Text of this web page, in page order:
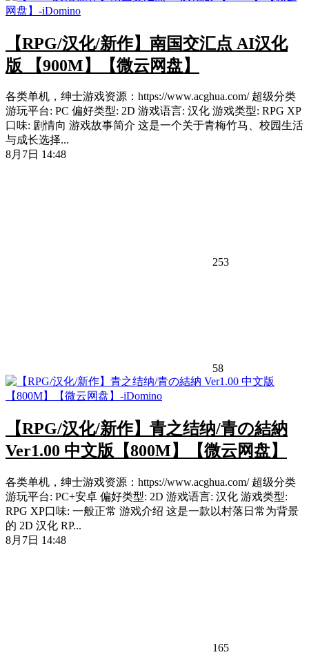
【RPG/汉化/新作】南国交汇点 AI汉化
版 【900M】【微云网盘】
各类单机，绅士游戏资源：https://www.acghua.com/ 超级分类
游玩平台: PC 偏好类型: 2D 游戏语言: 汉化 游戏类型: RPG XP
口味: 剧情向 游戏故事简介 这是一个关于青梅竹马、校园生活
与成长选择...
8月7日 14:48
253
58
【RPG/汉化/新作】青之结纳/青の結納
Ver1.00 中文版【800M】【微云网盘】
各类单机，绅士游戏资源：https://www.acghua.com/ 超级分类
游玩平台: PC+安卓 偏好类型: 2D 游戏语言: 汉化 游戏类型:
RPG XP口味: 一般正常 游戏介绍 这是一款以村落日常为背景
的 2D 汉化 RP...
8月7日 14:48
165